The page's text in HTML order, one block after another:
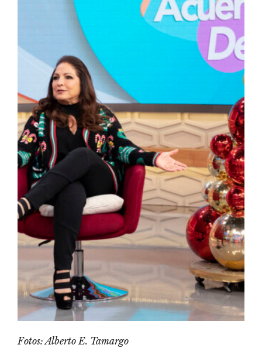
Fotos: Alberto E. Tamargo